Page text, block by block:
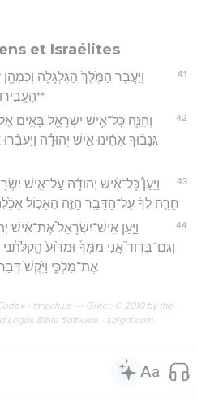
et Israélites
41
וַיַּעֲבֹ֤ר הַמֶּ֙לֶךְ֙ הַגִּלְגָּ֔לָה וְכִמְהָ֖ן
42
וְהִנֵּ֛ה כָּל־אִ֥ישׁ יִשְׂרָאֵ֖ל בָּאִ֣ים
גְּנָב֨וּךָ אַחֵ֜ינוּ אִ֣ישׁ יְהוּדָ֗ה
43
וַיַּעַן֩ כָּל־אִ֨ישׁ יְהוּדָ֜ה עַל־אִ֣ישׁ
חָרָ֣ה לְךָ֔ עַל־הַדָּבָ֖ר הַזֶּ֑ה הֶאָכ֤וֹל
44
וַיַּ֣עַן אִֽישׁ־יִשְׂרָאֵל֩ אֶת־אִ֨ישׁ
וְגַם־בְּדָוִד֮ אֲנִ֣י מִמְּךָ֒ וּמַדּ֙וּעַ֙
אֶת־מַלְכִּ֑י וַיִּ֙קֶשׁ֙
- tanach.us --- Grec : © 2010 by the
Logos Bible Software - sblgnt.com